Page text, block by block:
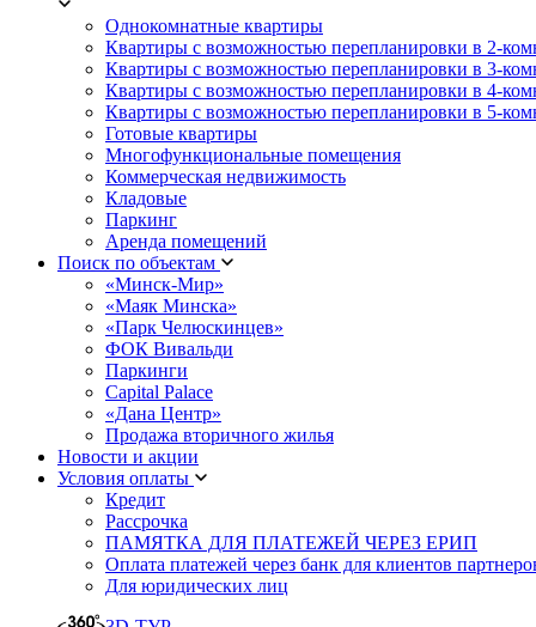
Однокомнатные квартиры
Квартиры с возможностью перепланировки в 2-
Квартиры с возможностью перепланировки в 3-
Квартиры с возможностью перепланировки в 4-
Квартиры с возможностью перепланировки в 5-
Готовые квартиры
Многофункциональные помещения
Коммерческая недвижимость
Кладовые
Паркинг
Аренда помещений
Поиск по объектам
«Минск-Мир»
«Маяк Минска»
«Парк Челюскинцев»
ФОК Вивальди
Паркинги
Capital Palace
«Дана Центр»
Продажа вторичного жилья
Новости и акции
Условия оплаты
Кредит
Рассрочка
ПАМЯТКА ДЛЯ ПЛАТЕЖЕЙ ЧЕРЕЗ ЕРИП
Оплата платежей через банк для клиентов
Для юридических лиц